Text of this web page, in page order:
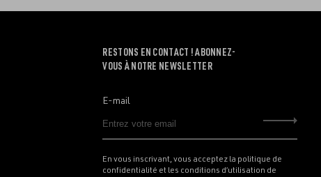
RESTONS EN CONTACT ! ABONNEZ-
VOUS À NOTRE NEWSLETTER
E-mail
En vous inscrivant, vous acceptez la politique de
confidentialité et les conditions d’utilisation de